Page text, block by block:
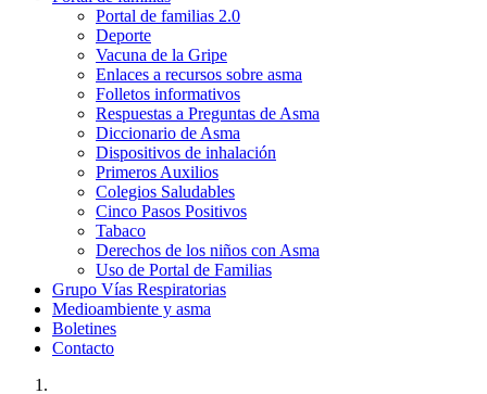
Portal de familias 2.0
Deporte
Vacuna de la Gripe
Enlaces a recursos sobre asma
Folletos informativos
Respuestas a Preguntas de Asma
Diccionario de Asma
Dispositivos de inhalación
Primeros Auxilios
Colegios Saludables
Cinco Pasos Positivos
Tabaco
Derechos de los niños con Asma
Uso de Portal de Familias
Grupo Vías Respiratorias
Medioambiente y asma
Boletines
Contacto